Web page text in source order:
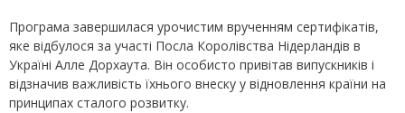
Програма завершилася урочистим врученням сертифікатів,
яке відбулося за участі Посла Королівства Нідерландів в
Україні Алле Дорхаута. Він особисто привітав випускників і
відзначив важливість їхнього внеску у відновлення країни на
принципах сталого розвитку.